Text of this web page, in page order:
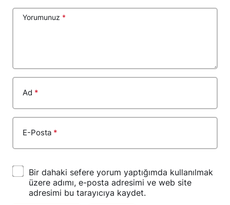
Yorumunuz *
Ad *
E-Posta *
Bir dahaki sefere yorum yaptığımda kullanılmak
üzere adımı, e-posta adresimi ve web site
adresimi bu tarayıcıya kaydet.